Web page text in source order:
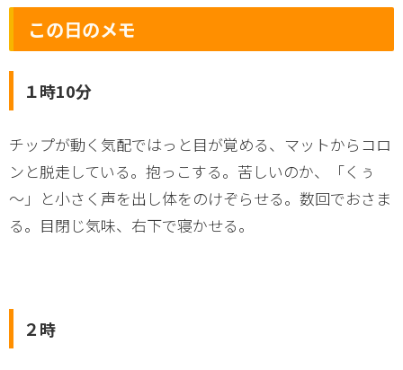
この日のメモ
１時10分
チップが動く気配ではっと目が覚める、マットからコロ
ンと脱走している。抱っこする。苦しいのか、「くぅ
～」と小さく声を出し体をのけぞらせる。数回でおさま
る。目閉じ気味、右下で寝かせる。
２時